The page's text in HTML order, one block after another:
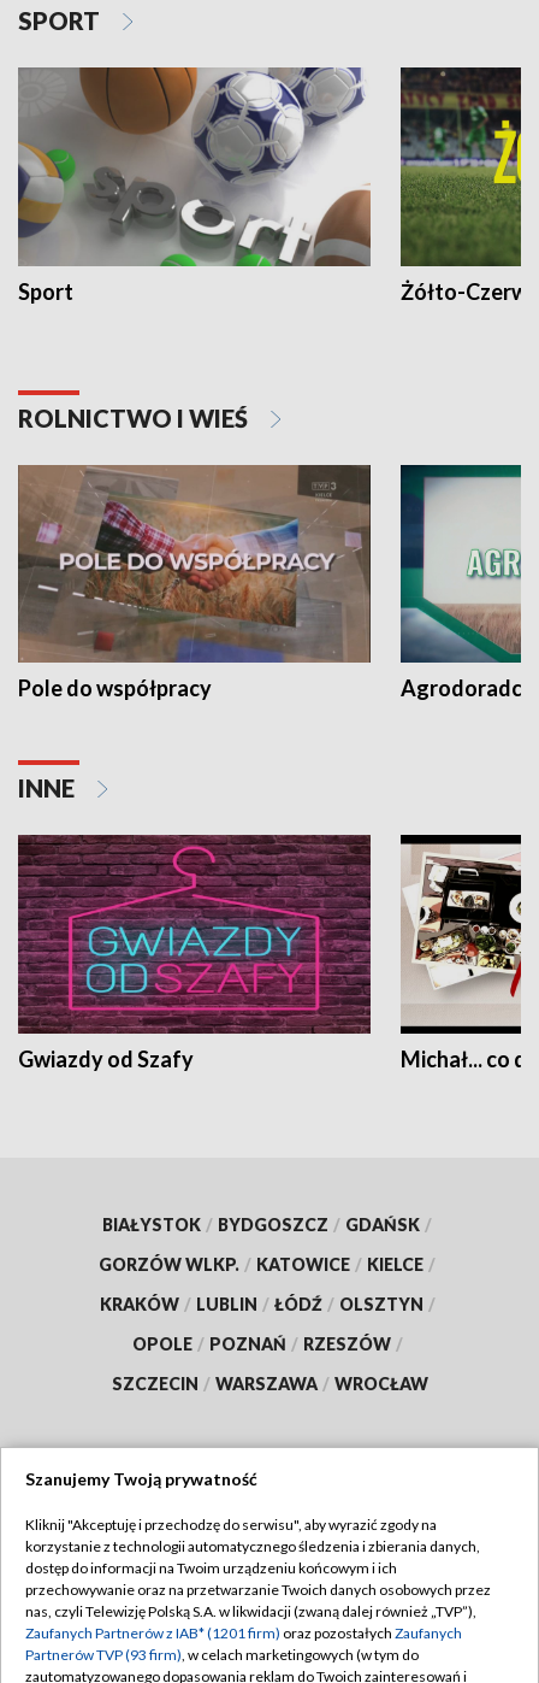
SPORT
Sport Żółto-
ROLNICTWO I WIEŚ
Pole do współpracy Agrodoradcy
INNE
Gwiazdy od Szafy Michał... co
BIAŁYSTOK / BYDGOSZCZ / GDAŃSK /
GORZÓW WLKP. / KATOWICE / KIELCE /
KRAKÓW / LUBLIN / ŁÓDŹ / OLSZTYN /
OPOLE / POZNAŃ / RZESZÓW /
SZCZECIN / WARSZAWA / WROCŁAW
TVP
Abonament TVP
Emisja w TVP
Centrum informacji TVP
Regulamin TVP
Polityka prywatności
Moje zgody
Szanujemy Twoją prywatność
Kliknij "Akceptuję i przechodzę do serwisu", aby wyrazić zgody na
korzystanie z technologii automatycznego śledzenia i zbierania danych,
dostęp do informacji na Twoim urządzeniu końcowym i ich
przechowywanie oraz na przetwarzanie Twoich danych osobowych przez
nas, czyli Telewizję Polską S.A. w likwidacji (zwaną dalej również „TVP”),
Zaufanych Partnerów z IAB* (1201 firm) oraz pozostałych Zaufanych
Partnerów TVP (93 firm), w celach marketingowych (w tym do
zautomatyzowanego dopasowania reklam do Twoich zainteresowań i